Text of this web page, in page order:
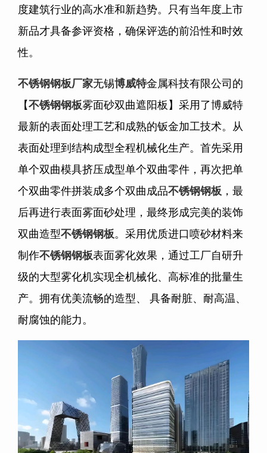
度建筑行业的高水准和新趋势。只有当年度上市
新品才具备参评资格，确保评选的前沿性和时效
性。
不锈钢钢板厂家无锡博威特金属科技有限公司的
【不锈钢钢板雾面砂双曲遮阳板】采用了博威特
最新的表面处理工艺和成熟的钣金加工技术。从
表面处理到结构成型全程机械化生产。首先采用
单个双曲模具挤压成型单个双曲零件，再次把单
个双曲零件拼装成多个双曲成品不锈钢钢板 ，最
后再进行表面雾面砂处理，最终形成完美的装饰
双曲造型不锈钢钢板。采用优质进口喷砂材料来
制作不锈钢钢板表面雾化效果，通过工厂自研升
级的大型雾化机实现全机械化、高标准的批量生
产。拥有优美流畅的造型、 具备耐脏、耐高温、
耐腐蚀的能力。